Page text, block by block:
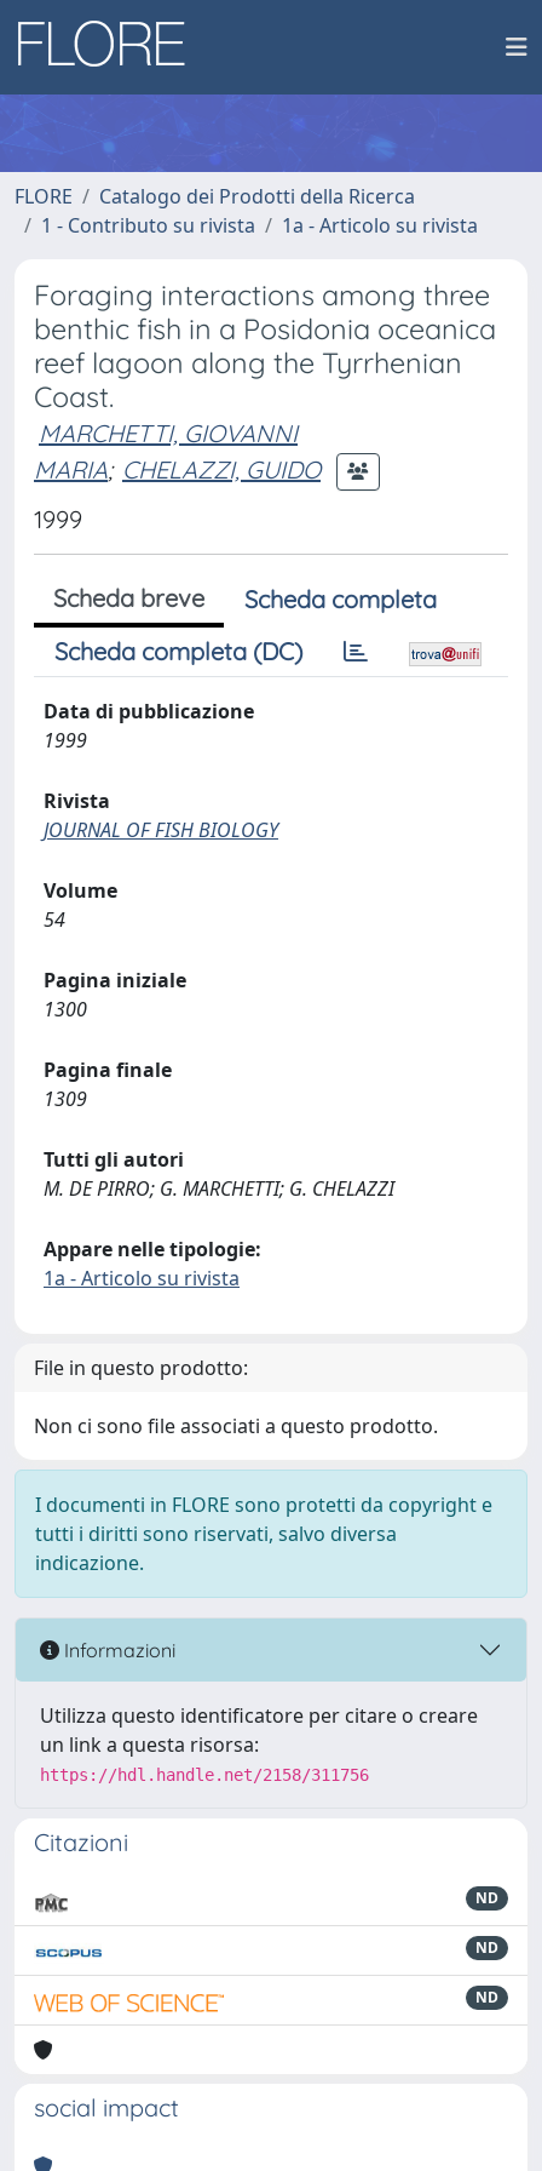
FLORE
Catalogo dei Prodotti della Ricerca
1 - Contributo su rivista
1a - Articolo su rivista
Foraging interactions among three
benthic fish in a Posidonia oceanica
reef lagoon along the Tyrrhenian
Coast.
MARCHETTI, GIOVANNI
MARIA; CHELAZZI, GUIDO
1999
Scheda breve
Scheda completa
Scheda completa (DC)
Data di pubblicazione
1999
Rivista
JOURNAL OF FISH BIOLOGY
Volume
54
Pagina iniziale
1300
Pagina finale
1309
Tutti gli autori
M. DE PIRRO; G. MARCHETTI; G. CHELAZZI
Appare nelle tipologie:
1a - Articolo su rivista
File in questo prodotto:
Non ci sono file associati a questo prodotto.
I documenti in FLORE sono protetti da copyright e
tutti i diritti sono riservati, salvo diversa
indicazione.
Informazioni
Utilizza questo identificatore per citare o creare
un link a questa risorsa:
https://hdl.handle.net/2158/311756
Citazioni
ND
ND
ND
social impact